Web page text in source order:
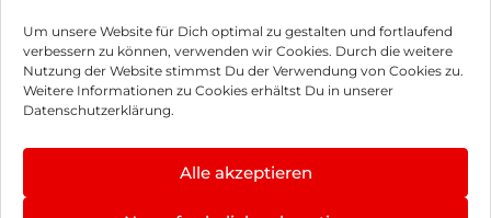
Um unsere Website für Dich optimal zu gestalten und fortlaufend
verbessern zu können, verwenden wir Cookies. Durch die weitere
Nutzung der Website stimmst Du der Verwendung von Cookies zu.
Weitere Informationen zu Cookies erhältst Du in unserer
Datenschutzerklärung.
Alle akzeptieren
Impressum